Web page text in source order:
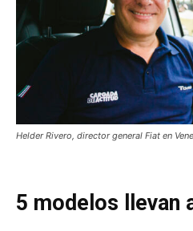
Helder Rivero, director general Fiat en
5 modelos llevan